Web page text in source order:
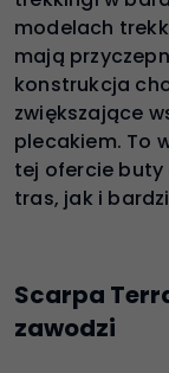
modelach
mają
konstrukcja
zwiększające
plecakiem. To
tej ofercie buty
tras, jak i
Scarpa
zawodzi